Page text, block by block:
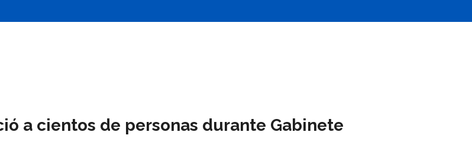
a cientos de personas durante Gabinete